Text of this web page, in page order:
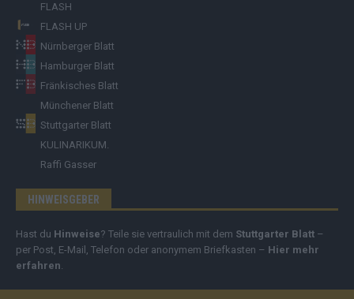
FLASH
FLASH UP
Nürnberger Blatt
Hamburger Blatt
Fränkisches Blatt
Münchener Blatt
Stuttgarter Blatt
KULINARIKUM.
Raffi Gasser
HINWEISGEBER
Hast du Hinweise? Teile sie vertraulich mit dem Stuttgarter Blatt –
per Post, E-Mail, Telefon oder anonymem Briefkasten – Hier mehr
erfahren.